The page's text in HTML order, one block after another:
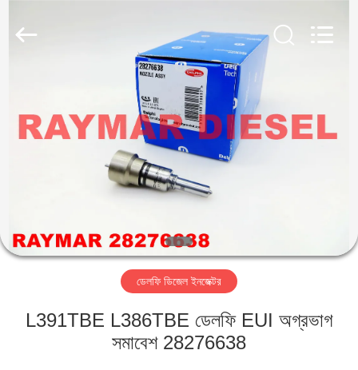
পণ্য
কারখানা
LTD.
ডেলফি ডিজেল ইনজেক্টর
L391TBE L386TBE ডেলফি EUI অগ্রভাগ
সমাবেশ 28276638